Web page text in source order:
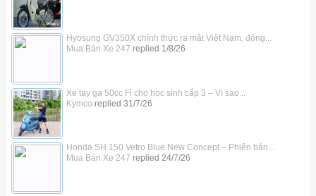
Hyosung GV350X chính thức ra mắt Việt Nam, động...
Mua Bán Xe 247 replied 1/8/26
Xe tay ga 50cc Fi cho học sinh cấp 3 – Vì sao...
Kymco replied 31/7/26
Honda SH 150 Vetro Blue New Concept – Phiên bản...
Mua Bán Xe 247 replied 24/7/26